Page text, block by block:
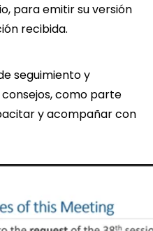
para emitir su versión
recibida.
seguimiento y
consejos, como parte
y acompañar con